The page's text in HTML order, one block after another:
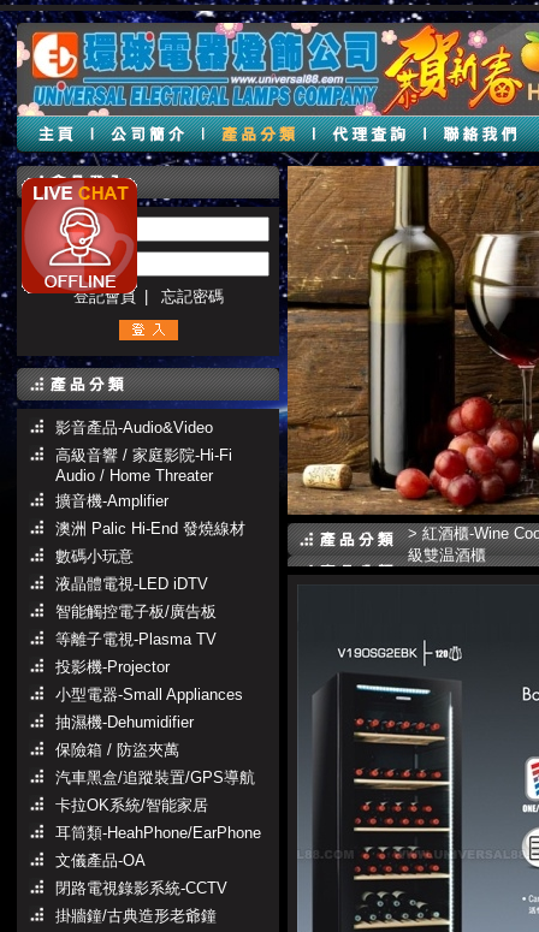
帳號 :
密碼 :
登記會員
忘記密碼
影音產品-Audio&Video
高級音響 / 家庭影院-Hi-Fi
Audio / Home Threater
擴音機-Amplifier
澳洲 Palic Hi-End 發燒線材
數碼小玩意
液晶體電視-LED iDTV
智能觸控電子板/廣告板
等離子電視-Plasma TV
投影機-Projector
小型電器-Small Appliances
抽濕機-Dehumidifier
保險箱 / 防盜夾萬
汽車黑盒/追蹤裝置/GPS導航
卡拉OK系統/智能家居
耳筒類-HeahPhone/EarPhone
文儀產品-OA
閉路電視錄影系統-CCTV
掛牆鐘/古典造形老爺鐘
>紅酒櫃-Wine
級雙温酒櫃